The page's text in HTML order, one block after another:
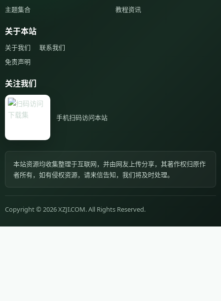
主题集合
教程资讯
关于本站
关于我们
联系我们
免责声明
关注我们
手机扫码访问本站
本站资源均收集整理于互联网，并由网友上传分享，其著作权归原作
者所有，如有侵权资源，请来信告知，我们将及时处理。
Copyright © 2026 XZJI.COM. All Rights Reserved.